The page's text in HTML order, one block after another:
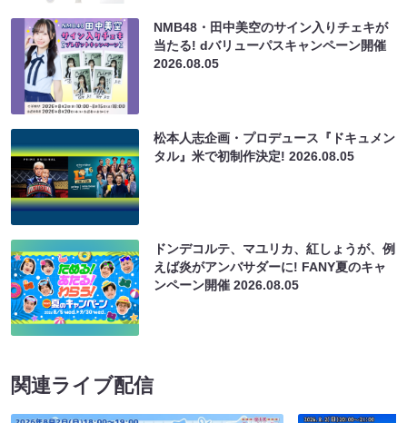
NMB48・田中美空のサイン入りチェキが
当たる! dバリューパスキャンペーン開催
2026.08.05
松本人志企画・プロデュース『ドキュメン
タル』米で初制作決定!2026.08.05
ドンデコルテ、マユリカ、紅しょうが、例
えば炎がアンバサダーに! FANY夏のキャ
ンペーン開催2026.08.05
関連ライブ配信